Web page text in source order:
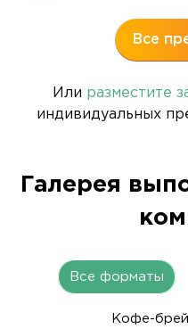
Все
Или разместите
индивидуальных
Галерея
Все форматы
Кофе-